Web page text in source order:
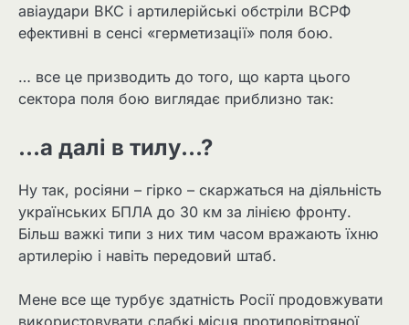
авіаудари ВКС і артилерійські обстріли ВСРФ
ефективні в сенсі «герметизації» поля бою.
… все це призводить до того, що карта цього
сектора поля бою виглядає приблизно так:
…а далі в тилу…?
Ну так, росіяни – гірко – скаржаться на діяльність
українських БПЛА до 30 км за лінією фронту.
Більш важкі типи з них тим часом вражають їхню
артилерію і навіть передовий штаб.
Мене все ще турбує здатність Росії продовжувати